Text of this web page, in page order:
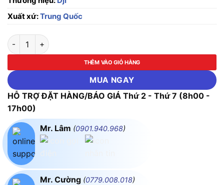
Xuất xứ:Trung Quốc
Cánh Quạt Dùng Cho Máy Bay DJI Mavic 3 Enterprise số lượng
THÊM VÀO GIỎ HÀNG
MUA NGAY
HỖ TRỢ ĐẶT HÀNG/BÁO GIÁ Thứ 2 - Thứ 7 (8h00 -
17h00)
Mr. Lâm (0901.940.968)
Mr. Cường (0779.008.018)